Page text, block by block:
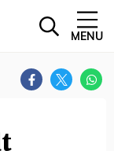
MENU